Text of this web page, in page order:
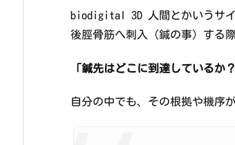
biodigital 3D 人間とかいうサイ
後脛骨筋へ刺入（鍼の事）する
「鍼先はどこに到達しているか
自分の中でも、その根拠や機序